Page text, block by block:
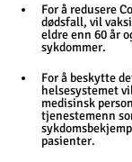
For å redusere
dødsfall, vil
eldre enn 60 år
sykdommer.
For å beskytte
helsesystemet
medisinsk
tjenestemenn
pasienter.